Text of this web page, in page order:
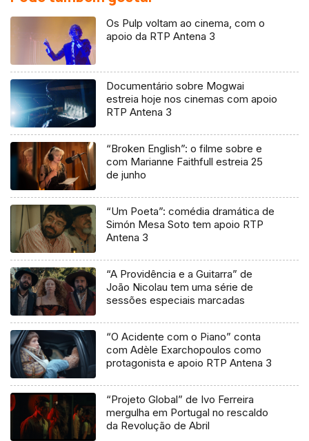
Os Pulp voltam ao cinema, com o
apoio da RTP Antena 3
Documentário sobre Mogwai
estreia hoje nos cinemas com apoio
RTP Antena 3
“Broken English”: o filme sobre e
com Marianne Faithfull estreia 25
de junho
“Um Poeta”: comédia dramática de
Simón Mesa Soto tem apoio RTP
Antena 3
“A Providência e a Guitarra” de
João Nicolau tem uma série de
sessões especiais marcadas
“O Acidente com o Piano” conta
com Adèle Exarchopoulos como
protagonista e apoio RTP Antena 3
“Projeto Global” de Ivo Ferreira
mergulha em Portugal no rescaldo
da Revolução de Abril